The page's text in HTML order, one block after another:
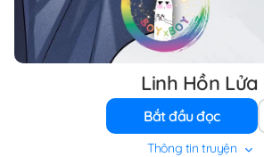
Linh Hồn Lửa
Bắt đầu đọc
Thông tin truyện